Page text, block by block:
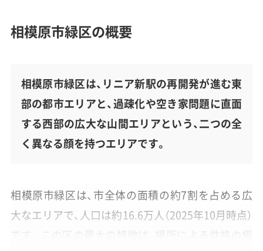
相模原市緑区の概要
相模原市緑区は、リニア新駅の再開発が進む東
部の都市エリアと、過疎化や空き家問題に直面
する西部の広大な山間エリアという、二つの全
く異なる顔を持つエリアです。
相模原市緑区は、市全体の面積の約7割を占める広
大なエリアで、人口は約16.6万人（2025年10月時点）
です。この区の最大の特徴は、場所による性格の極